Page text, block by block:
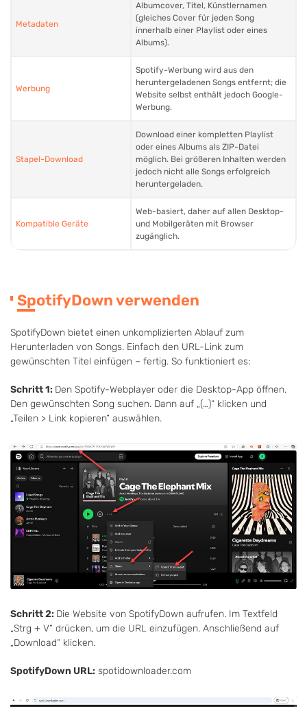
Metadaten
Albumcover, Titel, Künstlernamen
(gleiches Cover für jeden Song
innerhalb einer Playlist oder eines
Albums).
Werbung
Spotify-Werbung wird aus den
heruntergeladenen Songs entfernt; die
Website selbst enthält jedoch Google-
Werbung.
Stapel-Download
Download einer kompletten Playlist
oder eines Albums als ZIP-Datei
möglich. Bei größeren Inhalten werden
jedoch nicht alle Songs erfolgreich
heruntergeladen.
Kompatible Geräte
Web-basiert, daher auf allen Desktop-
und Mobilgeräten mit Browser
zugänglich.
SpotifyDown verwenden
SpotifyDown bietet einen unkomplizierten Ablauf zum
Herunterladen von Songs. Einfach den URL-Link zum
gewünschten Titel einfügen – fertig. So funktioniert es:
Schritt 1: Den Spotify-Webplayer oder die Desktop-App öffnen.
Den gewünschten Song suchen. Dann auf „(…)“ klicken und
„Teilen > Link kopieren“ auswählen.
Schritt 2: Die Website von SpotifyDown aufrufen. Im Textfeld
„Strg + V“ drücken, um die URL einzufügen. Anschließend auf
„Download“ klicken.
SpotifyDown URL: spotidownloader.com